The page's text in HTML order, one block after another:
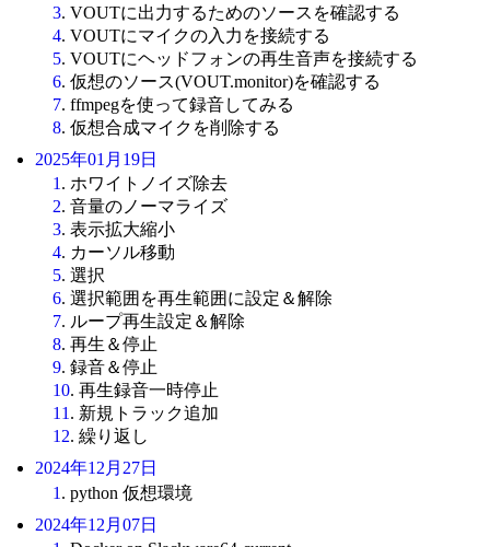
3. VOUTに出力するためのソースを確認する
4. VOUTにマイクの入力を接続する
5. VOUTにヘッドフォンの再生音声を接続する
6. 仮想のソース(VOUT.monitor)を確認する
7. ffmpegを使って録音してみる
8. 仮想合成マイクを削除する
2025年01月19日
1. ホワイトノイズ除去
2. 音量のノーマライズ
3. 表示拡大縮小
4. カーソル移動
5. 選択
6. 選択範囲を再生範囲に設定＆解除
7. ループ再生設定＆解除
8. 再生＆停止
9. 録音＆停止
10. 再生録音一時停止
11. 新規トラック追加
12. 繰り返し
2024年12月27日
1 . python 仮想環境
2024年12月07日